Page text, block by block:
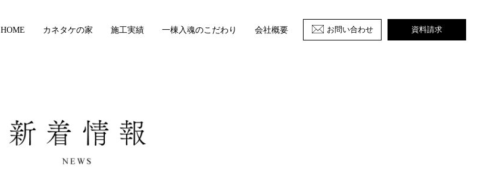
HOME カネタケの家 施工実績 一棟入魂のこだわり 会社概要 お問い合わせ 資料請求